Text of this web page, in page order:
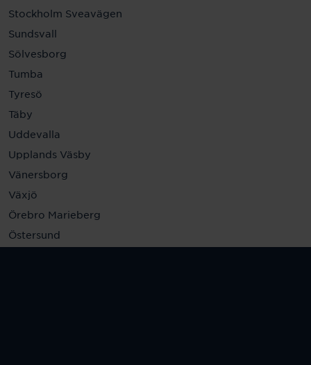
Stockholm Sveavägen
Sundsvall
Sölvesborg
Tumba
Tyresö
Täby
Uddevalla
Upplands Väsby
Vänersborg
Växjö
Örebro Marieberg
Östersund